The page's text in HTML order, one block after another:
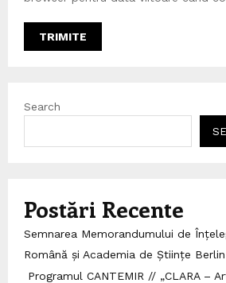
Search
Postări Recente
Semnarea Memorandumului de
Română și Academia de Științe
Programul CANTEMIR // „CLARA –